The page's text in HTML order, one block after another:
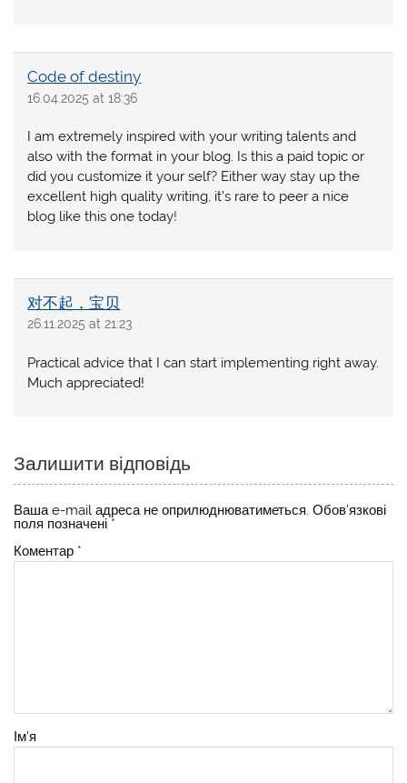
Code of destiny
16.04.2025 at 18:36
I am extremely inspired with your writing talents and
also with the format in your blog. Is this a paid topic or
did you customize it your self? Either way stay up the
excellent high quality writing, it’s rare to peer a nice
blog like this one today!
对不起，宝贝
26.11.2025 at 21:23
Practical advice that I can start implementing right away.
Much appreciated!
Залишити відповідь
Ваша e-mail адреса не оприлюднюватиметься. Обов’язкові
поля позначені *
Коментар *
Ім'я